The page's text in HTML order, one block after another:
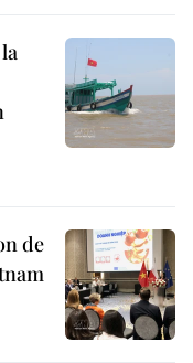
de